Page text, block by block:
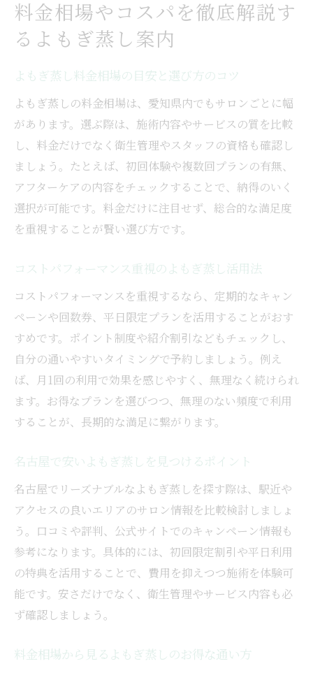
料金相場やコスパを徹底解説す
るよもぎ蒸し案内
よもぎ蒸し料金相場の目安と選び方のコツ
よもぎ蒸しの料金相場は、愛知県内でもサロンごとに幅
があります。選ぶ際は、施術内容やサービスの質を比較
し、料金だけでなく衛生管理やスタッフの資格も確認し
ましょう。たとえば、初回体験や複数回プランの有無、
アフターケアの内容をチェックすることで、納得のいく
選択が可能です。料金だけに注目せず、総合的な満足度
を重視することが賢い選び方です。
コストパフォーマンス重視のよもぎ蒸し活用法
コストパフォーマンスを重視するなら、定期的なキャン
ペーンや回数券、平日限定プランを活用することがおす
すめです。ポイント制度や紹介割引などもチェックし、
自分の通いやすいタイミングで予約しましょう。例え
ば、月1回の利用で効果を感じやすく、無理なく続けられ
ます。お得なプランを選びつつ、無理のない頻度で利用
することが、長期的な満足に繋がります。
名古屋で安いよもぎ蒸しを見つけるポイント
名古屋でリーズナブルなよもぎ蒸しを探す際は、駅近や
アクセスの良いエリアのサロン情報を比較検討しましょ
う。口コミや評判、公式サイトでのキャンペーン情報も
参考になります。具体的には、初回限定割引や平日利用
の特典を活用することで、費用を抑えつつ施術を体験可
能です。安さだけでなく、衛生管理やサービス内容も必
ず確認しましょう。
料金相場から見るよもぎ蒸しのお得な通い方